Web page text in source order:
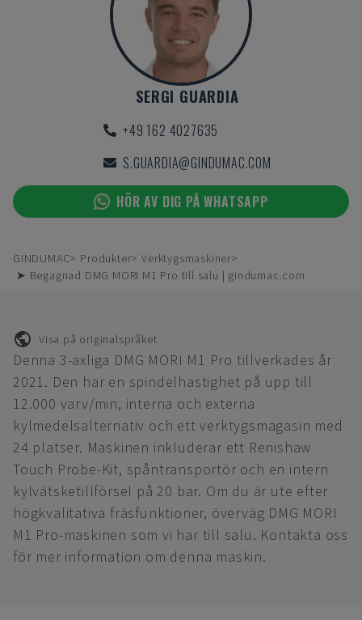
SERGI GUARDIA
+49 162 4027635
S.GUARDIA@GINDUMAC.COM
HÖR AV DIG PÅ WHATSAPP
GINDUMAC Produkter
Verktygsmaskiner
➤ Begagnad DMG MORI M1 Pro till salu | gindumac.com
Visa på originalspråket
Denna 3-axliga DMG MORI M1 Pro tillverkades år
2021. Den har en spindelhastighet på upp till
12.000 varv/min, interna och externa
kylmedelsalternativ och ett verktygsmagasin med
24 platser. Maskinen inkluderar ett Renishaw
Touch Probe-Kit, spåntransportör och en intern
kylvätsketillförsel på 20 bar. Om du är ute efter
högkvalitativa fräsfunktioner, överväg DMG MORI
M1 Pro-maskinen som vi har till salu. Kontakta oss
för mer information om denna maskin.